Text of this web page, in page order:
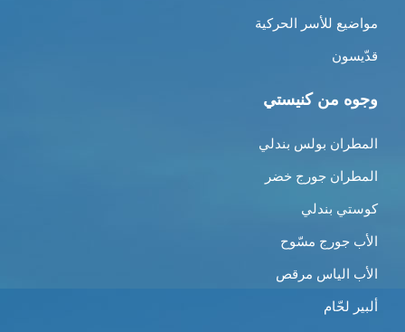
مواضيع للأسر الحركية
قدّيسون
وجوه من كنيستي
المطران بولس بندلي
المطران جورج خضر
كوستي بندلي
الأب جورج مسّوح
الأب الياس مرقص
ألبير لحّام